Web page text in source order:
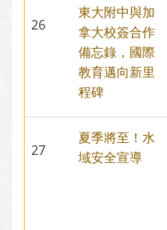
26
東大附中與加
拿大校簽合作
備忘錄，國際
教育邁向新里
程碑
27
夏季將至！水
域安全宣導